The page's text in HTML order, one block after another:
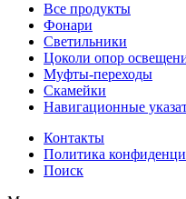
Все продукты
Фонари
Светильники
Цоколи опор
Муфты-переходы
Скамейки
Навигационные
Контакты
Политика
Поиск